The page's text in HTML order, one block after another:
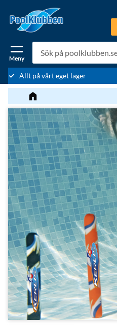
Meny
Allt på vårt eget lager